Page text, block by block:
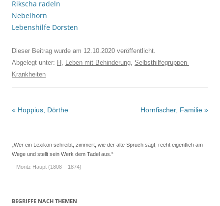
Rikscha radeln
Nebelhorn
Lebenshilfe Dorsten
Dieser Beitrag wurde am 12.10.2020 veröffentlicht.
Abgelegt unter: H Leben mit Behinderung Selbsthilfegruppen-
Krankheiten
Beitrags-
« Hoppius, Dörthe Hornfischer, Familie »
„Wer ein Lexikon schreibt, zimmert, wie der alte Spruch sagt, recht eigentlich am
Wege und stellt sein Werk dem Tadel aus.“
– Moritz Haupt (1808 – 1874)
BEGRIFFE NACH THEMEN